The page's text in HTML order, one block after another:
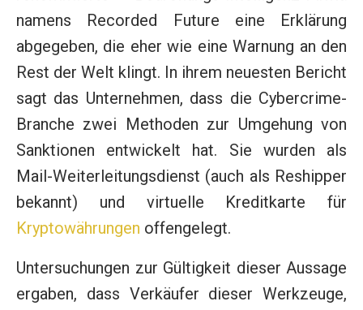
namens Recorded Future eine Erklärung
abgegeben, die eher wie eine Warnung an den
Rest der Welt klingt. In ihrem neuesten Bericht
sagt das Unternehmen, dass die Cybercrime-
Branche zwei Methoden zur Umgehung von
Sanktionen entwickelt hat. Sie wurden als
Mail-Weiterleitungsdienst (auch als Reshipper
bekannt) und virtuelle Kreditkarte für
Kryptowährungen offengelegt.
Untersuchungen zur Gültigkeit dieser Aussage
ergaben, dass Verkäufer dieser Werkzeuge,